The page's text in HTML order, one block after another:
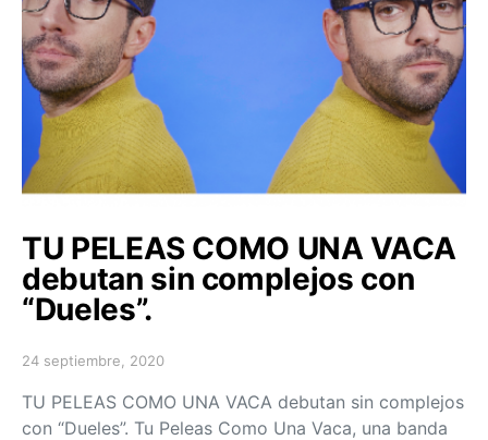
TU PELEAS COMO UNA VACA
debutan sin complejos con
“Dueles”.
Posted on
24 septiembre, 2020
TU PELEAS COMO UNA VACA debutan sin complejos
con “Dueles”. Tu Peleas Como Una Vaca, una banda